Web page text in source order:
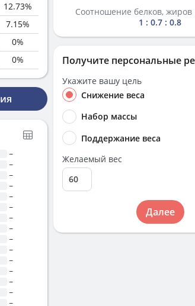
12.73%
7.15%
0%
0%
~
~
~
~
~
~
~
~
~
~
~
~
~
~
~
Соотношение белков, жиров
1 : 0.7 : 0.8
Получите персональные
Укажите вашу цель
Снижение веса
Набор массы
Поддержание веса
Желаемый вес
Далее